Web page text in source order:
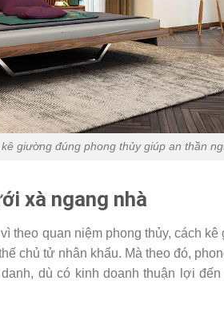
giường đúng phong thủy giúp an thần
xà ngang nhà
theo quan niệm phong thủy, cách
chủ tử nhân khẩu. Mà theo đó,
dù có kinh doanh thuận lợi